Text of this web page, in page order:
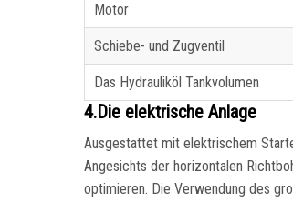
Motor
Schiebe- und Zugventil
Das Hydrauliköl Tankvolumen
4.Die elektrische Anlage
Ausgestattet mit elektrischem
Angesichts der horizontalen
optimieren. Die Verwendung des